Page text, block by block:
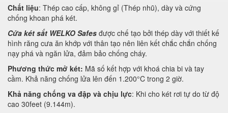
Chất liệu: Thép cao cấp, không gỉ (Thép nhũ), dày và cứng
chống khoan phá két.
Cửa két sắt WELKO Safes được chế tạo bởi thép dày với thiết kế
hình răng cưa ăn khớp với thân tạo nên liên kết chắc chắn chống
nạy phá và ngăn lửa, đảm bảo chống cháy.
Phương thức mở két: Mã số kết hợp với khoá chia bi và tay
cầm. Khả năng chống lửa lên đến 1.200°C trong 2 giờ.
Khả năng chống va đập và chịu lực: Khi cho két rơi tự do từ độ
cao 30feet (9.144m).